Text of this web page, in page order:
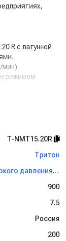
R с латунной
мин)
режимом
от
при этом
и
а также
работы
T-NMT15.20R
Тритон
Профессиональные мойки высокого давления Тритон
900
7.5
Россия
200